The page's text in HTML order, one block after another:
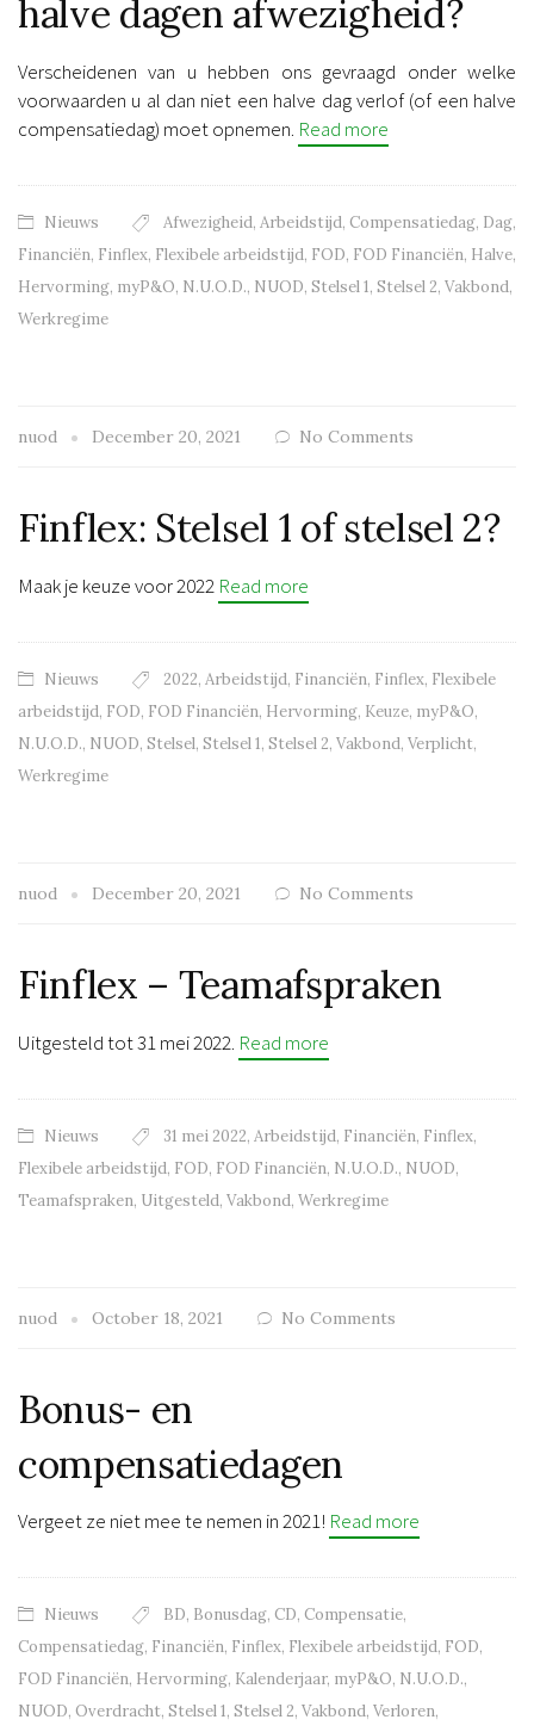
halve dagen afwezigheid?
Verscheidenen van u hebben ons gevraagd onder welke
voorwaarden u al dan niet een halve dag verlof (of een halve
compensatiedag) moet opnemen. Read more
Nieuws Afwezigheid, Arbeidstijd, Compensatiedag, Dag,
Financiën, Finflex, Flexibele arbeidstijd, FOD, FOD Financiën, Halve,
Hervorming, myP&O, N.U.O.D., NUOD, Stelsel 1, Stelsel 2, Vakbond,
Werkregime
nuod December 20, 2021 No Comments
Finflex: Stelsel 1 of stelsel 2?
Maak je keuze voor 2022 Read more
Nieuws 2022, Arbeidstijd, Financiën, Finflex, Flexibele
arbeidstijd, FOD, FOD Financiën, Hervorming, Keuze, myP&O,
N.U.O.D., NUOD, Stelsel, Stelsel 1, Stelsel 2, Vakbond, Verplicht,
Werkregime
nuod December 20, 2021 No Comments
Finflex – Teamafspraken
Uitgesteld tot 31 mei 2022. Read more
Nieuws 31 mei 2022, Arbeidstijd, Financiën, Finflex,
Flexibele arbeidstijd, FOD, FOD Financiën, N.U.O.D., NUOD,
Teamafspraken, Uitgesteld, Vakbond, Werkregime
nuod October 18, 2021 No Comments
Bonus- en
compensatiedagen
Vergeet ze niet mee te nemen in 2021! Read more
Nieuws BD, Bonusdag, CD, Compensatie,
Compensatiedag, Financiën, Finflex, Flexibele arbeidstijd, FOD,
FOD Financiën, Hervorming, Kalenderjaar, myP&O, N.U.O.D.,
NUOD, Overdracht, Stelsel 1, Stelsel 2, Vakbond, Verloren,